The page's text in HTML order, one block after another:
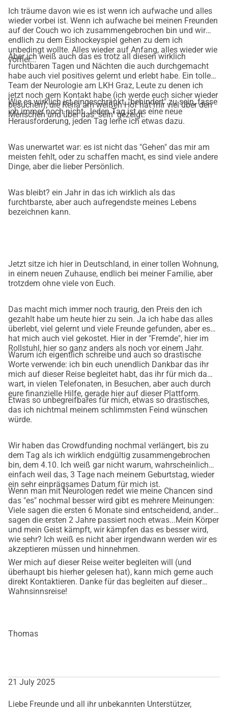
Ich träume davon wie es ist wenn ich aufwache und alles
wieder vorbei ist. Wenn ich aufwache bei meinen Freunden
auf der Couch wo ich zusammengebrochen bin und wir
endlich zu dem Eishockeyspiel gehen zu dem ich
unbedingt wollte. Alles wieder auf Anfang, alles wieder wie
vorher...
Aber ich weiß auch das es trotz all diesen wirklich
furchtbaren Tagen und Nächten die auch durchgemacht
habe auch viel positives gelernt und erlebt habe. Ein tolles
Team der Neurologie am LKH Graz, Leute zu denen ich
jetzt noch gern Kontakt habe (ich werde euch sicher wieder
besuchen), die Reha am weißen Hof hat mir viel über den
Menschen und über das "sein" gezeigt.
Wie es wirklich ist eingeschränkt, "behindert" zu sein, fasse
ich immer noch nicht. Jeden Tag ist es eine neue
Herausforderung, jeden Tag lerne ich etwas dazu.
Was unerwartet war: es ist nicht das "Gehen" das mir am
meisten fehlt, oder zu schaffen macht, es sind viele andere
Dinge, aber die lieber Persönlich.
Was bleibt? ein Jahr in das ich wirklich als das
furchtbarste, aber auch aufregendste meines Lebens
bezeichnen kann.
Jetzt sitze ich hier in Deutschland, in einer tollen Wohnung,
in einem neuen Zuhause, endlich bei meiner Familie, aber
trotzdem ohne viele von Euch.
Das macht mich immer noch traurig, den Preis den ich
gezahlt habe um heute hier zu sein. Ja ich habe das alles
überlebt, viel gelernt und viele Freunde gefunden, aber es
hat mich auch viel gekostet. Hier in der "Fremde", hier im
Rollstuhl, hier so ganz anders als noch vor einem Jahr.
Warum ich eigentlich schreibe und auch so drastische
Worte verwende: ich bin euch unendlich Dankbar das ihr
mich auf dieser Reise begleitet habt, das ihr für mich da
wart, in vielen Telefonaten, in Besuchen, aber auch durch
eure finanzielle Hilfe, gerade hier auf dieser Plattform.
Etwas so unbegreifbares für mich, etwas so drastisches,
das ich nichtmal meinem schlimmsten Feind wünschen
würde.
Wir haben das Crowdfunding nochmal verlängert, bis zu
dem Tag als ich wirklich endgültig zusammengebrochen
bin, dem 4.10. Ich weiß gar nicht warum, wahrscheinlich
einfach weil das, 3 Tage nach meinem Geburtstag, wieder
ein sehr einprägsames Datum für mich ist.
Wenn man mit Neurologen redet wie meine Chancen sind
das "es" nochmal besser wird gibt es mehrere Meinungen:
Viele sagen die ersten 6 Monate sind entscheidend, andere
sagen die ersten 2 Jahre passiert noch etwas...Mein Körper
und mein Geist kämpft, wir kämpfen das es besser wird,
wie sehr? Ich weiß es nicht aber irgendwann werden wir es
akzeptieren müssen und hinnehmen.
Wer mich auf dieser Reise weiter begleiten will (und
überhaupt bis hierher gelesen hat), kann mich gerne auch
direkt Kontaktieren. Danke für das begleiten auf dieser
Wahnsinnsreise!
Thomas
21 July 2025
Liebe Freunde und all ihr unbekannten Unterstützer,